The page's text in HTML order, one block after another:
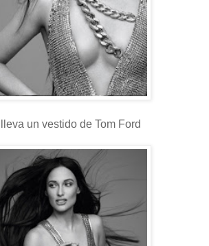
un vestido de Tom Ford